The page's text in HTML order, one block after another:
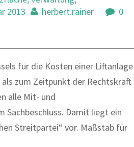
2013 herbert.rainer
0
für die Kosten einer Liftanlage
als zum Zeitpunkt der Rechtskraft
alle Mit- und
Sachbeschluss. Damit liegt ein
Streitpartei“ vor. Maßstab für